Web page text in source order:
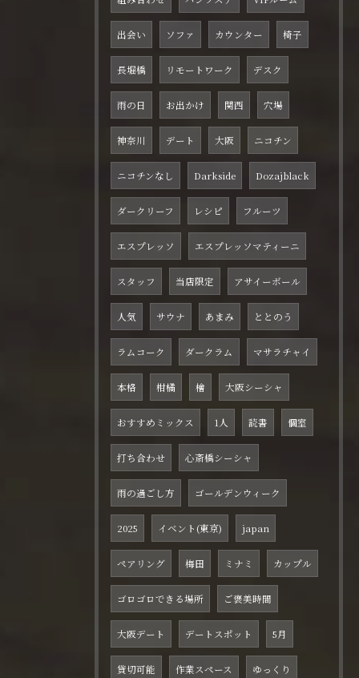
出会い ソファ カウンター 椅子
長堀橋 リモートワーク デスク
雨の日 お出かけ 関西 穴場
神奈川 デート 大阪 ニコチン
ニコチンなし Darkside Dozajblack
ダークリーフ レシピ フルーツ
エスプレッソ エスプレッソマティーニ
スタッフ 当店限定 アサイーボール
人気 サウナ あまみ ととのう
ラムコーク ダークラム マサラチャイ
本格 柑橘 檜 大阪シーシャ
おすすめミックス 1人 読書 個室
打ち合わせ 心斎橋シーシャ
雨の過ごし方 ゴールデンウィーク
2025 イベント(東京) japan
ペアリング 梅田 ミナミ カップル
ゴロゴロできる場所 ご褒美時間
大阪デート デートスポット 5月
貸切可能 作業スペース ゆっくり